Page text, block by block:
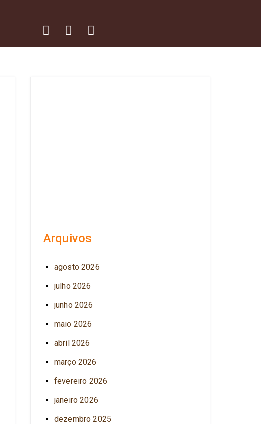
Arquivos
agosto 2026
julho 2026
junho 2026
maio 2026
abril 2026
março 2026
fevereiro 2026
janeiro 2026
dezembro 2025